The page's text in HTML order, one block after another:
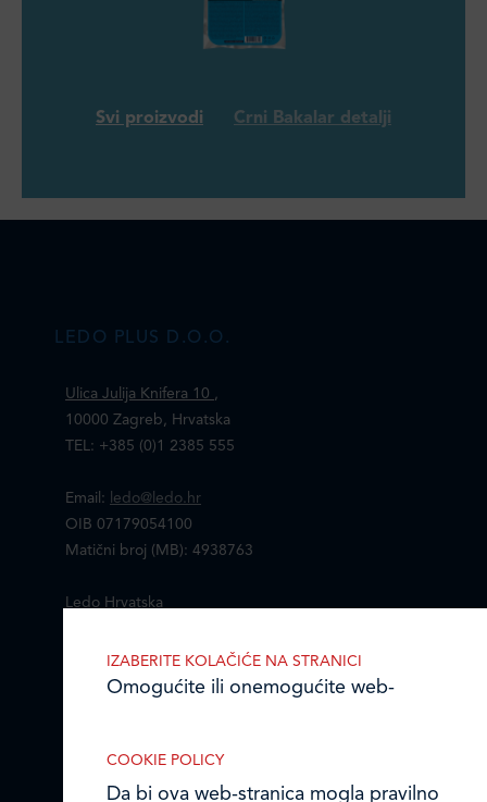
Svi proizvodi Crni Bakalar detalji
LEDO PLUS D.O.O.
Ulica Julija Knifera 10 ,
10000 Zagreb, Hrvatska
TEL: +385 (0)1 2385 555
Email:
ledo@ledo.hr
OIB 07179054100
Matični broj (MB): 4938763
Ledo Hrvatska
Prodajni centri
Online formular
COOKIE POLICY
Da bi ova web-stranica mogla pravilno
IZABERITE KOLAČIĆE NA STRANICI
Omogućite ili onemogućite web-